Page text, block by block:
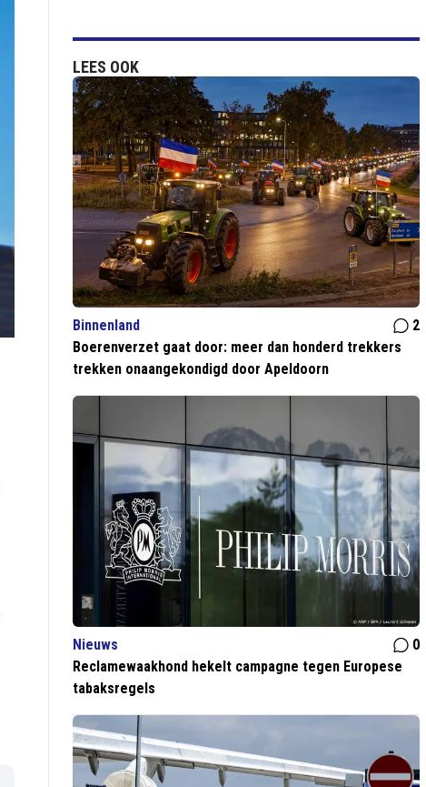
LEES OOK
Binnenland
2
Boerenverzet gaat door: meer dan honderd trekkers
trekken onaangekondigd door Apeldoorn
Nieuws
0
Reclamewaakhond hekelt campagne tegen Europese
tabaksregels